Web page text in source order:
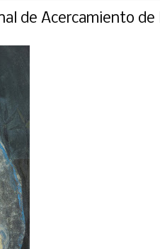
de Acercamiento de